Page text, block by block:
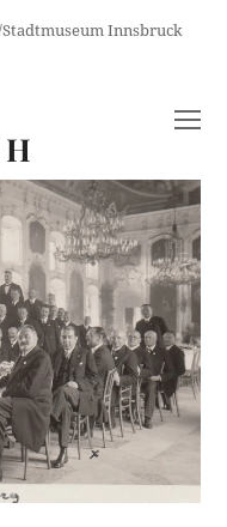
Innsbruck